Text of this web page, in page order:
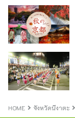
HOME จังหวัดนีงาตะ